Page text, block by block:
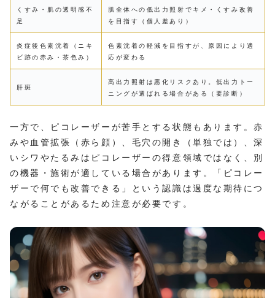
くすみ・肌の透明感不
足
肌全体への低出力照射でキメ・くすみ改善
を目指す（個人差あり）
炎症後色素沈着（ニキ
ビ跡の赤み・茶色み）
色素沈着の軽減を目指すが、原因により適
応が変わる
肝斑
高出力照射は悪化リスクあり。低出力トー
ニングが選ばれる場合がある（要診断）
一方で、ピコレーザーが苦手とする状態もあります。赤
みや血管拡張（赤ら顔）、毛穴の開き（単独では）、深
いシワやたるみはピコレーザーの得意領域ではなく、別
の機器・施術が適している場合があります。「ピコレー
ザーで何でも改善できる」という認識は過度な期待につ
ながることがあるため注意が必要です。